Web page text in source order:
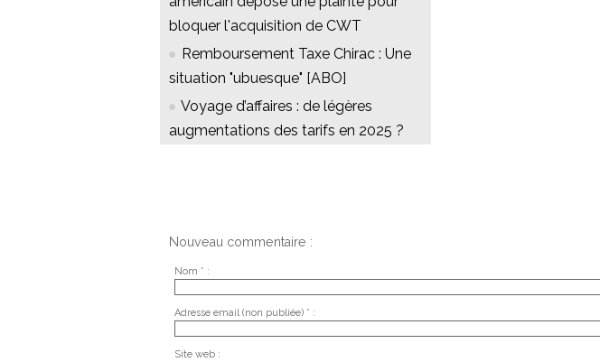
bloquer l'acquisition de CWT
Remboursement Taxe Chirac : Une
situation "ubuesque" [ABO]
Voyage d’affaires : de légères
augmentations des tarifs en 2025 ?
Nouveau commentaire :
Nom * :
Adresse email (non publiée) * :
Site web :